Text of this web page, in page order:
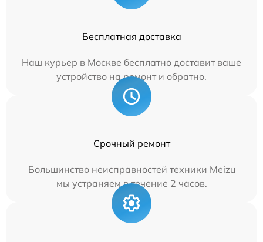
Бесплатная доставка
Наш курьер в Москве бесплатно доставит ваше
устройство на ремонт и обратно.
Срочный ремонт
Большинство неисправностей техники Meizu
мы устраняем в течение 2 часов.